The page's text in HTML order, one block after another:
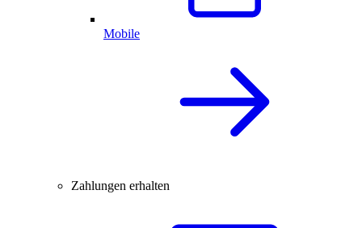
Mobile
Zahlungen erhalten